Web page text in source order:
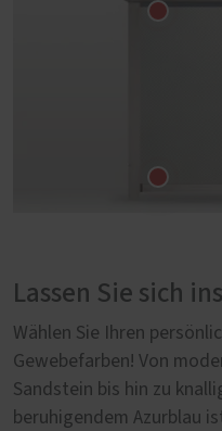
Lassen Sie sich
Wählen Sie Ihren
Gewebefarben! Von
Sandstein bis hin zu
beruhigendem Azurblau